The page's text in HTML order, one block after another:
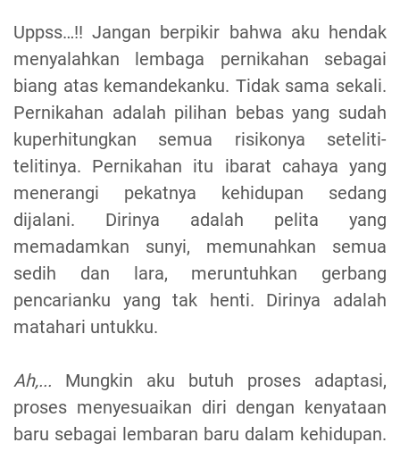
Uppss…!! Jangan berpikir bahwa aku hendak
menyalahkan lembaga pernikahan sebagai
biang atas kemandekanku. Tidak sama sekali.
Pernikahan adalah pilihan bebas yang sudah
kuperhitungkan semua risikonya seteliti-
telitinya. Pernikahan itu ibarat cahaya yang
menerangi pekatnya kehidupan sedang
dijalani. Dirinya adalah pelita yang
memadamkan sunyi, memunahkan semua
sedih dan lara, meruntuhkan gerbang
pencarianku yang tak henti. Dirinya adalah
matahari untukku.
Ah,... Mungkin aku butuh proses adaptasi,
proses menyesuaikan diri dengan kenyataan
baru sebagai lembaran baru dalam kehidupan.